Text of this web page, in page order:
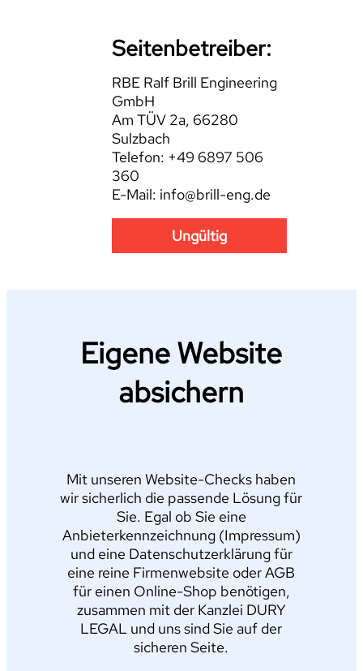
Seitenbetreiber:
RBE Ralf Brill Engineering
GmbH
Am TÜV 2a, 66280
Sulzbach
Telefon: +49 6897 506
360
E-Mail: info@brill-eng.de
Ungültig
Eigene Website
absichern
Mit unseren Website-Checks haben
wir sicherlich die passende Lösung für
Sie. Egal ob Sie eine
Anbieterkennzeichnung (Impressum)
und eine Datenschutzerklärung für
eine reine Firmenwebsite oder AGB
für einen Online-Shop benötigen,
zusammen mit der Kanzlei DURY
LEGAL und uns sind Sie auf der
sicheren Seite.